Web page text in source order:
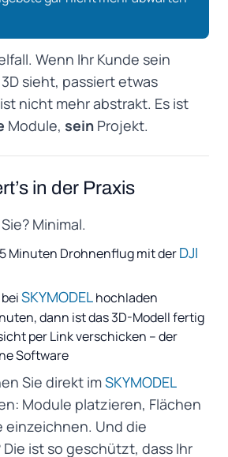
Wenn Ihr Kunde sein
sieht, passiert etwas
nicht mehr abstrakt. Es ist
Module, sein Projekt.
in der Praxis
Minimal.
5 Minuten Drohnenflug mit derDJI
SKYMODELhochladen
dann ist das 3D-Modell fertig
per Link verschicken – der
Software
Sie direkt imSKYMODEL
Module platzieren, Flächen
einzeichnen. Und die
ist so geschützt, dass Ihr